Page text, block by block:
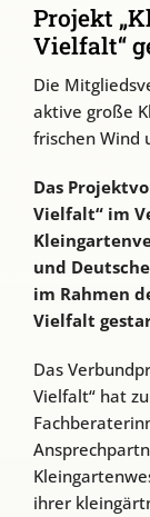
Projekt
Vielfalt“
Die
aktive große
frischen Wind
Das
Vielfalt“ im
und
im Rahmen
Vielfalt
Das
Vielfalt“ hat
ihrer